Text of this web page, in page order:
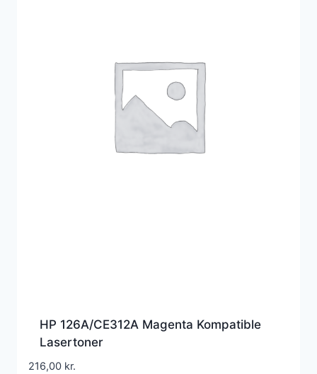
HP 126A/CE312A Magenta Kompatible
Lasertoner
216,00 kr.